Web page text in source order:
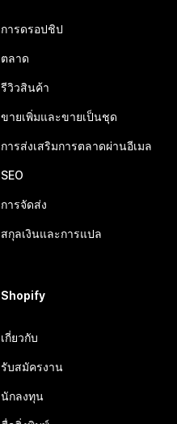
การดรอปชิป
ตลาด
รีวิวสินค้า
ขายเพิ่มและขายเป็นชุด
การส่งเสริมการตลาดผ่านอีเมล
SEO
การจัดส่ง
สกุลเงินและการแปล
Shopify
เกี่ยวกับ
รับสมัครงาน
นักลงทุน